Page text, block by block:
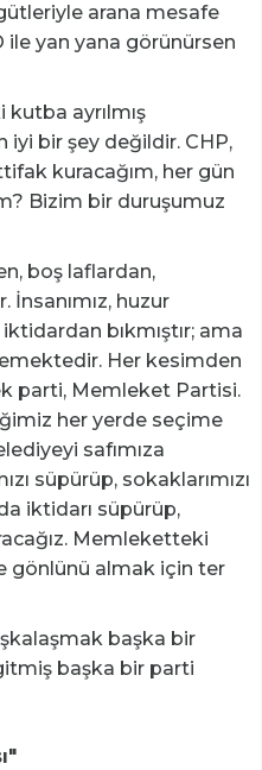
arana mesafe
ile yan yana görünürsen
ayrılmış
iyi bir şey değildir. CHP,
kuracağım, her gün
Bizim bir duruşumuz
boş laflardan,
İnsanımız, huzur
bıkmıştır; ama
Her kesimden
parti, Memleket Partisi.
her yerde seçime
safımıza
süpürüp, sokaklarımızı
iktidarı süpürüp,
Memleketteki
gönlünü almak için ter
başka bir
başka bir parti